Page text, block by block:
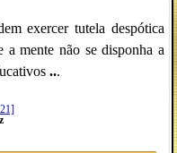
exercer tutela despótica
a mente não se disponha a
...